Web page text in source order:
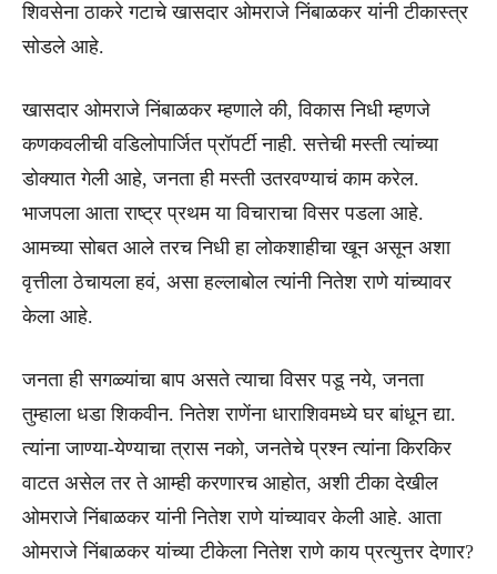
शिवसेना ठाकरे गटाचे खासदार ओमराजे निंबाळकर यांनी टीकास्त्र
सोडले आहे.
खासदार ओमराजे निंबाळकर म्हणाले की, विकास निधी म्हणजे
कणकवलीची वडिलोपार्जित प्रॉपर्टी नाही. सत्तेची मस्ती त्यांच्या
डोक्यात गेली आहे, जनता ही मस्ती उतरवण्याचं काम करेल.
भाजपला आता राष्ट्र प्रथम या विचाराचा विसर पडला आहे.
आमच्या सोबत आले तरच निधी हा लोकशाहीचा खून असून अशा
वृत्तीला ठेचायला हवं, असा हल्लाबोल त्यांनी नितेश राणे यांच्यावर
केला आहे.
जनता ही सगळ्यांचा बाप असते त्याचा विसर पडू नये, जनता
तुम्हाला धडा शिकवीन. नितेश राणेंना धाराशिवमध्ये घर बांधून द्या.
त्यांना जाण्या-येण्याचा त्रास नको, जनतेचे प्रश्न त्यांना किरकिर
वाटत असेल तर ते आम्ही करणारच आहोत, अशी टीका देखील
ओमराजे निंबाळकर यांनी नितेश राणे यांच्यावर केली आहे. आता
ओमराजे निंबाळकर यांच्या टीकेला नितेश राणे काय प्रत्युत्तर देणार?